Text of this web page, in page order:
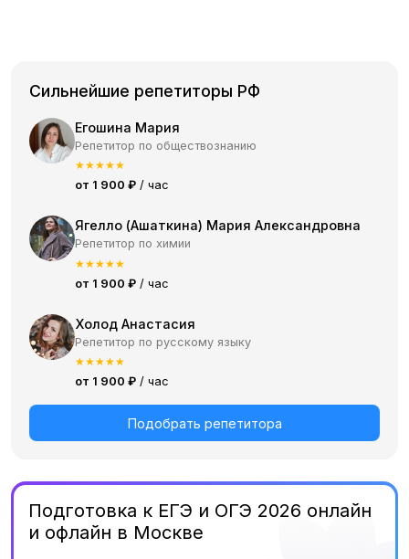
Сильнейшие репетиторы РФ
Егошина Мария
Репетитор по обществознанию
★★★★★
от 1 900 ₽ / час
Ягелло (Ашаткина) Мария Александровна
Репетитор по химии
★★★★★
от 1 900 ₽ / час
Холод Анастасия
Репетитор по русскому языку
★★★★★
от 1 900 ₽ / час
Подобрать репетитора
Подготовка к ЕГЭ и ОГЭ 2026 онлайн
и офлайн в Москве